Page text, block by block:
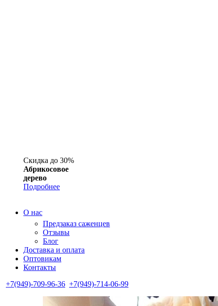
Скидка до 30%
Абрикосовое
дерево
Подробнее
О нас
Предзаказ саженцев
Отзывы
Блог
Доставка и оплата
Оптовикам
Контакты
+7(949)-709-96-36 +7(949)-714-06-99